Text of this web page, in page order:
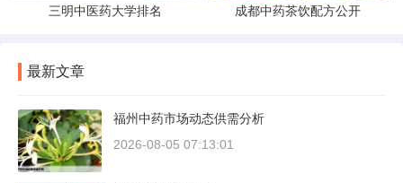
三明中医药大学排名 成都中药茶饮配方公开
最新文章
福州中药市场动态供需分析
2026-08-05 07:13:01